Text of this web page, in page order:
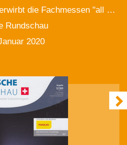
die Fachmessen "all about automation"
Rundschau
2020